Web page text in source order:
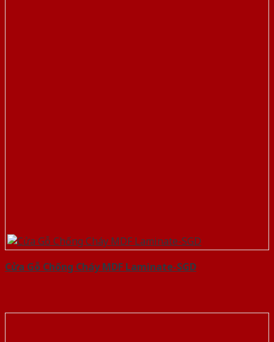
Cửa Gỗ Chống Cháy MDF Laminate-SGD